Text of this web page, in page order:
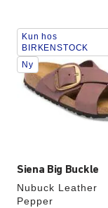
Siena Big Buckle
Nubuck Leather
Pepper
Samhandling
med
swatch-
farger
oppdatere
produktbildet
Kun hos
BIRKENSTOCK
Ny